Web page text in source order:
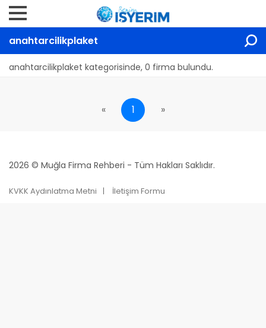
anahtarcilikplaket
anahtarcilikplaket kategorisinde, 0 firma bulundu.
« 1 »
2026 © Muğla Firma Rehberi - Tüm Hakları Saklıdır.
KVKK Aydınlatma Metni İletişim Formu